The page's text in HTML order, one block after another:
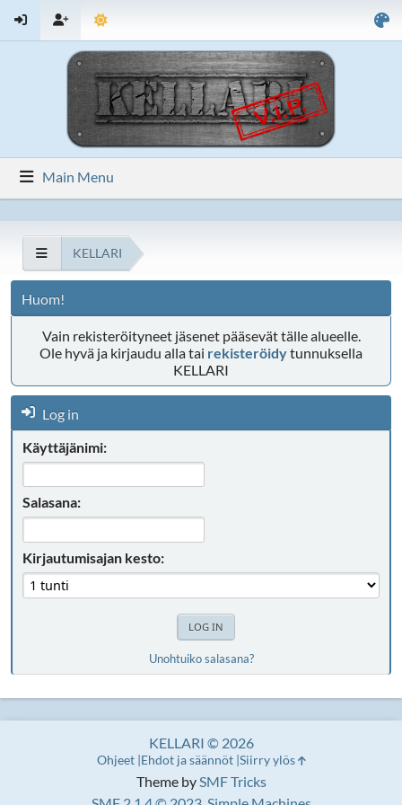
Main Menu
KELLARI
Huom!
Vain rekisteröityneet jäsenet pääsevät tälle alueelle.
Ole hyvä ja kirjaudu alla tai rekisteröidytunnuksella
KELLARI
Log in
Käyttäjänimi:
Salasana:
Kirjautumisajan kesto:
Unohtuiko salasana?
Theme bySMF Tricks
KELLARI © 2026
Ohjeet Ehdot ja säännöt Siirry ylös